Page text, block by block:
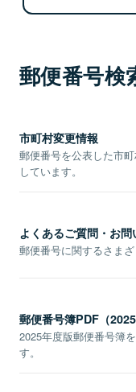
郵便番号検
市町村変更情報
郵便番号を公表した市
しています。
よくあるご質問・お問
郵便番号に関するさまざ
郵便番号簿PDF（2025
2025年度版郵便番号簿
す。